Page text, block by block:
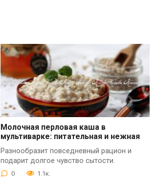
Молочная перловая каша в
мультиварке: питательная и нежная
Разнообразит повседневный рацион и
подарит долгое чувство сытости.
0 1.1к.